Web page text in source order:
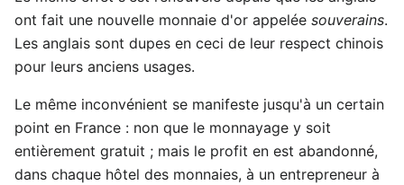
ont fait une nouvelle monnaie d'or appelée souverains.
Les anglais sont dupes en ceci de leur respect chinois
pour leurs anciens usages.
Le même inconvénient se manifeste jusqu'à un certain
point en France : non que le monnayage y soit
entièrement gratuit ; mais le profit en est abandonné,
dans chaque hôtel des monnaies, à un entrepreneur à